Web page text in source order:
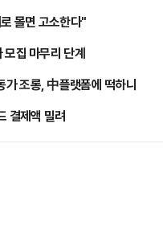
몰면 고소한다"
집 마무리 단계
가 조롱, 中플랫폼에 떡하니
결제액 밀려